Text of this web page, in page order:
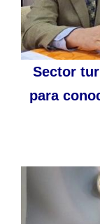
Sector
para